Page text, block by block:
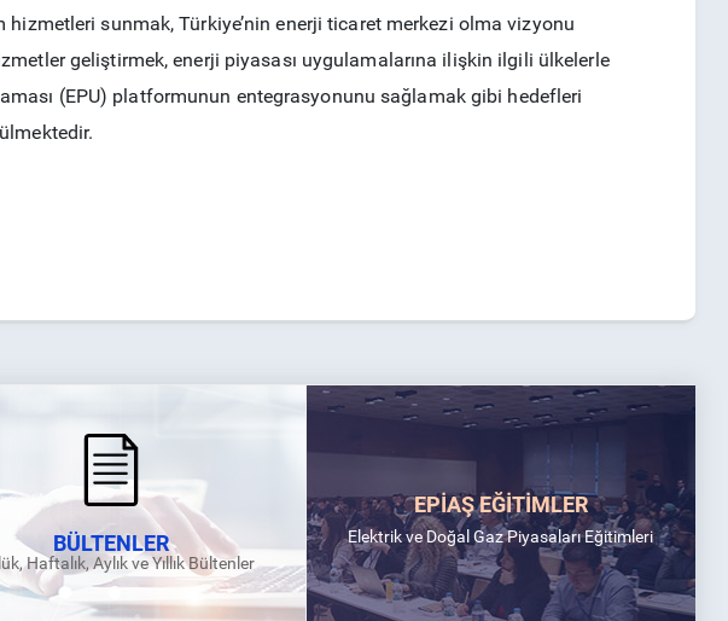
sunmak, Türkiye’nin enerji ticaret merkezi olma vizyonu
geliştirmek, enerji piyasası uygulamalarına ilişkin ilgili ülkelerle
(EPU) platformunun entegrasyonunu sağlamak gibi hedefleri
BÜLTENLER
Haftalık, Aylık ve Yıllık Bültenler
EPİAŞ EĞİTİMLER
Elektrik ve Doğal Gaz Piyasaları Eğitimleri